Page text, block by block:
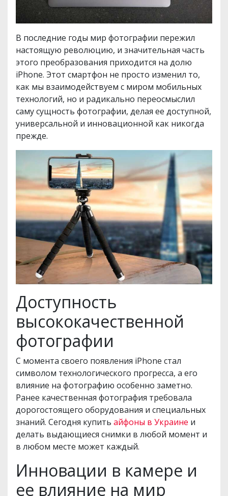
В последние годы мир фотографии пережил
настоящую революцию, и значительная часть
этого преобразования приходится на долю
iPhone. Этот смартфон не просто изменил то,
как мы взаимодействуем с миром мобильных
технологий, но и радикально переосмыслил
саму сущность фотографии, делая ее доступной,
универсальной и инновационной как никогда
прежде.
Доступность
высококачественной
фотографии
С момента своего появления iPhone стал
символом технологического прогресса, а его
влияние на фотографию особенно заметно.
Ранее качественная фотография требовала
дорогостоящего оборудования и специальных
знаний. Сегодня купить айфоны в Украине и
делать выдающиеся снимки в любой момент и
в любом месте может каждый.
Инновации в камере и
ее влияние на мир